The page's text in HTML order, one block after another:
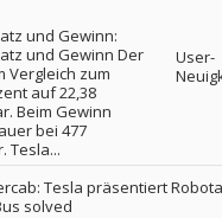
und Gewinn:
und Gewinn Der
Vergleich zum
auf 22,38
Beim Gewinn
bei 477
Tesla...
User-
Tesla präsentiert
solved